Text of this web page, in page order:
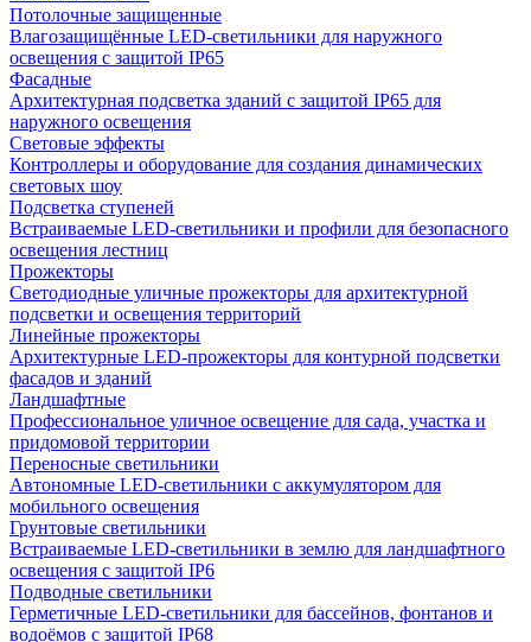
Потолочные защищенные
Влагозащищённые LED-светильники для наружного
освещения с защитой IP65
Фасадные
Архитектурная подсветка зданий с защитой IP65 для
наружного освещения
Световые эффекты
Контроллеры и оборудование для создания динамических
световых шоу
Подсветка ступеней
Встраиваемые LED-светильники и профили для безопасного
освещения лестниц
Прожекторы
Светодиодные уличные прожекторы для архитектурной
подсветки и освещения территорий
Линейные прожекторы
Архитектурные LED-прожекторы для контурной подсветки
фасадов и зданий
Ландшафтные
Профессиональное уличное освещение для сада, участка и
придомовой территории
Переносные светильники
Автономные LED-светильники с аккумулятором для
мобильного освещения
Грунтовые светильники
Встраиваемые LED-светильники в землю для ландшафтного
освещения с защитой IP6
Подводные светильники
Герметичные LED-светильники для бассейнов, фонтанов и
водоёмов с защитой IP68